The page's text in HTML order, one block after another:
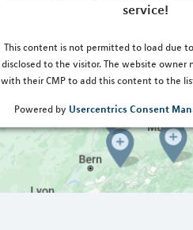
service!
This content is not permitted to load due
disclosed to the visitor. The website owner
with their CMP to add this content to the
Powered by Usercentrics Consent